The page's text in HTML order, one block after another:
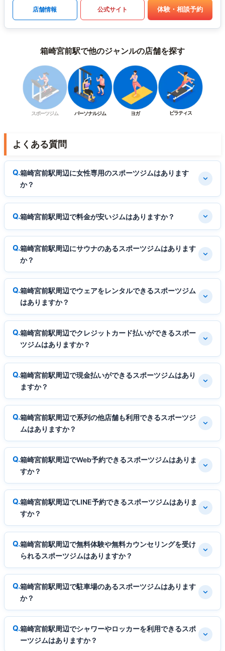
店舗情報 公式サイト 体験・相談予約
箱崎宮前駅で他のジャンルの店舗を探す
スポーツジム パーソナルジム ヨガ ピラティス
よくある質問
箱崎宮前駅周辺に女性専用のスポーツジムはあります
か？
箱崎宮前駅周辺で料金が安いジムはありますか？
箱崎宮前駅周辺にサウナのあるスポーツジムはあります
か？
箱崎宮前駅周辺でウェアをレンタルできるスポーツジム
はありますか？
箱崎宮前駅周辺でクレジットカード払いができるスポー
ツジムはありますか？
箱崎宮前駅周辺で現金払いができるスポーツジムはあり
ますか？
箱崎宮前駅周辺で系列の他店舗も利用できるスポーツジ
ムはありますか？
箱崎宮前駅周辺でWeb予約できるスポーツジムはありま
すか？
箱崎宮前駅周辺でLINE予約できるスポーツジムはありま
すか？
箱崎宮前駅周辺で無料体験や無料カウンセリングを受け
られるスポーツジムはありますか？
箱崎宮前駅周辺で駐車場のあるスポーツジムはあります
か？
箱崎宮前駅周辺でシャワーやロッカーを利用できるスポ
ーツジムはありますか？